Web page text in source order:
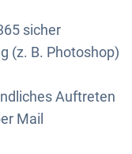
sicher
(z. B. Photoshop)
Auftreten
Mail